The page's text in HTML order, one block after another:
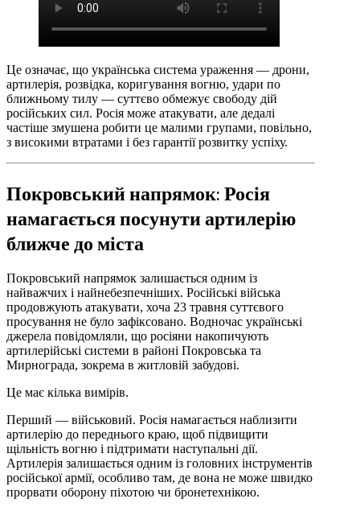
Це означає, що українська система ураження — дрони,
артилерія, розвідка, коригування вогню, удари по
ближньому тилу — суттєво обмежує свободу дій
російських сил. Росія може атакувати, але дедалі
частіше змушена робити це малими групами, повільно,
з високими втратами і без гарантії розвитку успіху.
Покровський напрямок: Росія
намагається посунути артилерію
ближче до міста
Покровський напрямок залишається одним із
найважчих і найнебезпечніших. Російські війська
продовжують атакувати, хоча 23 травня суттєвого
просування не було зафіксовано. Водночас українські
джерела повідомляли, що росіяни накопичують
артилерійські системи в районі Покровська та
Мирнограда, зокрема в житловій забудові.
Це має кілька вимірів.
Перший — військовий. Росія намагається наблизити
артилерію до переднього краю, щоб підвищити
щільність вогню і підтримати наступальні дії.
Артилерія залишається одним із головних інструментів
російської армії, особливо там, де вона не може швидко
прорвати оборону піхотою чи бронетехнікою.